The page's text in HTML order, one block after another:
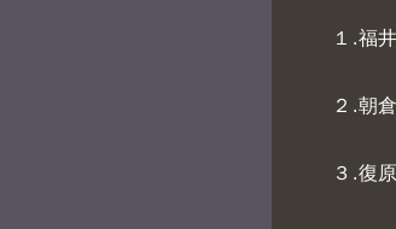
１.福
２.朝
３.復